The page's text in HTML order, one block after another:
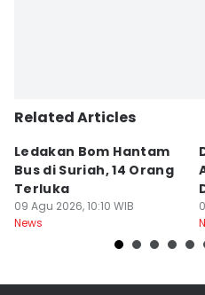
Related Articles
Ledakan Bom Hantam
Bus di Suriah, 14 Orang
Terluka
09 Agu 2026, 10:10 WIB
News